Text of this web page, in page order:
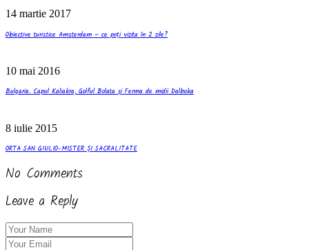
14 martie 2017
Obiective turistice Amsterdam – ce poți vizita în 2 zile?
10 mai 2016
Bulgaria. Capul Kaliakra, Golful Bolata și Ferma de midii Dalboka
8 iulie 2015
ORTA SAN GIULIO-MISTER ȘI SACRALITATE
No Comments
Leave a Reply